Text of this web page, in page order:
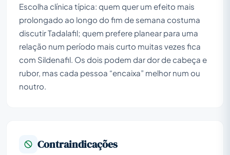
Escolha clínica típica: quem quer um efeito mais
prolongado ao longo do fim de semana costuma
discutir Tadalafil; quem prefere planear para uma
relação num período mais curto muitas vezes fica
com Sildenafil. Os dois podem dar dor de cabeça e
rubor, mas cada pessoa “encaixa” melhor num ou
noutro.
Contraindicações